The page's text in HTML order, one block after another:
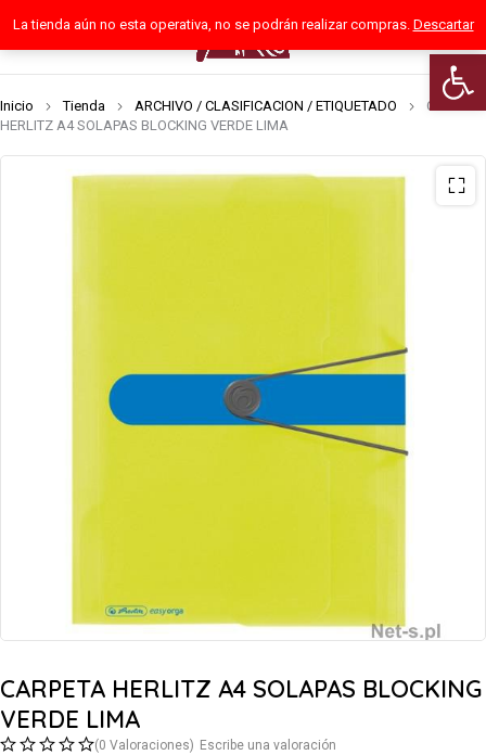
Abrir
La tienda aún no esta operativa, no se podrán realizar compras. Descartar
0
Inicio Tienda ARCHIVO / CLASIFICACION / ETIQUETADO
CARPETA
HERLITZ A4 SOLAPAS BLOCKING VERDE LIMA
CARPETA HERLITZ A4 SOLAPAS BLOCKING
VERDE LIMA
(0 Valoraciones) Escribe una valoración